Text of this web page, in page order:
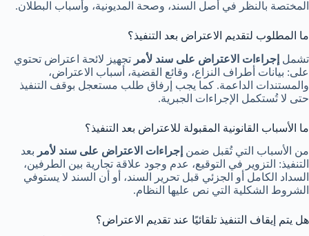
المختصة بالنظر في أصل السند، وصحة المديونية، وأسباب البطلان.
ما المطلوب لتقديم الاعتراض بعد التنفيذ؟
تشمل إجراءات الاعتراض على سند لأمر تجهيز لائحة اعتراض تحتوي
على: بيانات أطراف النزاع، وقائع القضية، أسباب الاعتراض،
والمستندات الداعمة. كما يجب إرفاق طلب مستعجل بوقف التنفيذ
حتى لا تُستكمل الإجراءات الجبرية.
ما الأسباب القانونية المقبولة للاعتراض بعد التنفيذ؟
من الأسباب التي تُقبل ضمن إجراءات الاعتراض على سند لأمر بعد
التنفيذ: التزوير في التوقيع، عدم وجود علاقة تجارية بين الطرفين،
السداد الكامل أو الجزئي قبل تحرير السند، أو أن السند لا يستوفي
الشروط الشكلية التي نص عليها النظام.
هل يتم إيقاف التنفيذ تلقائيًا عند تقديم الاعتراض؟